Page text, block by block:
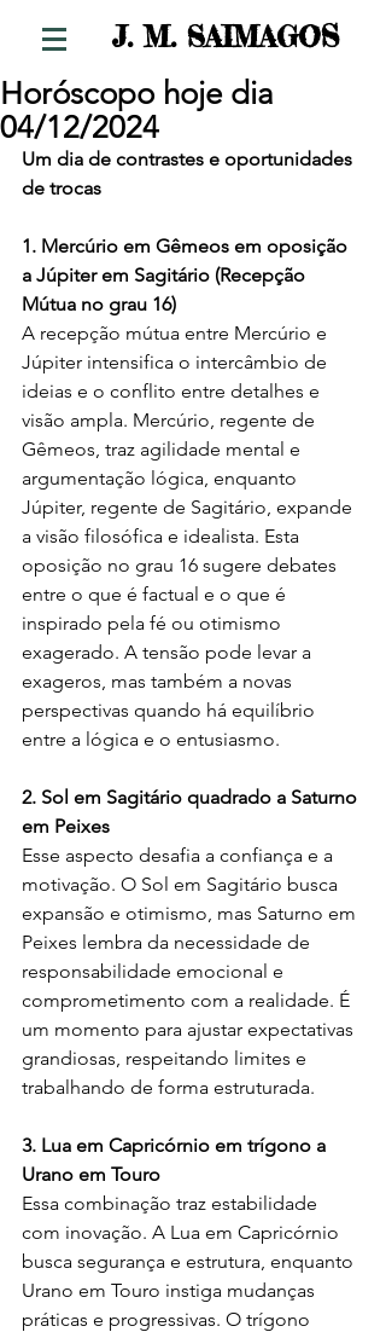
J. M. SAIMAGOS
Horóscopo hoje dia
04/12/2024
Um dia de contrastes e oportunidades
de trocas
1. Mercúrio em Gêmeos em oposição
a Júpiter em Sagitário (Recepção
Mútua no grau 16)
A recepção mútua entre Mercúrio e
Júpiter intensifica o intercâmbio de
ideias e o conflito entre detalhes e
visão ampla. Mercúrio, regente de
Gêmeos, traz agilidade mental e
argumentação lógica, enquanto
Júpiter, regente de Sagitário, expande
a visão filosófica e idealista. Esta
oposição no grau 16 sugere debates
entre o que é factual e o que é
inspirado pela fé ou otimismo
exagerado. A tensão pode levar a
exageros, mas também a novas
perspectivas quando há equilíbrio
entre a lógica e o entusiasmo.
2. Sol em Sagitário quadrado a Saturno
em Peixes
Esse aspecto desafia a confiança e a
motivação. O Sol em Sagitário busca
expansão e otimismo, mas Saturno em
Peixes lembra da necessidade de
responsabilidade emocional e
comprometimento com a realidade. É
um momento para ajustar expectativas
grandiosas, respeitando limites e
trabalhando de forma estruturada.
3. Lua em Capricórnio em trígono a
Urano em Touro
Essa combinação traz estabilidade
com inovação. A Lua em Capricórnio
busca segurança e estrutura, enquanto
Urano em Touro instiga mudanças
práticas e progressivas. O trígono